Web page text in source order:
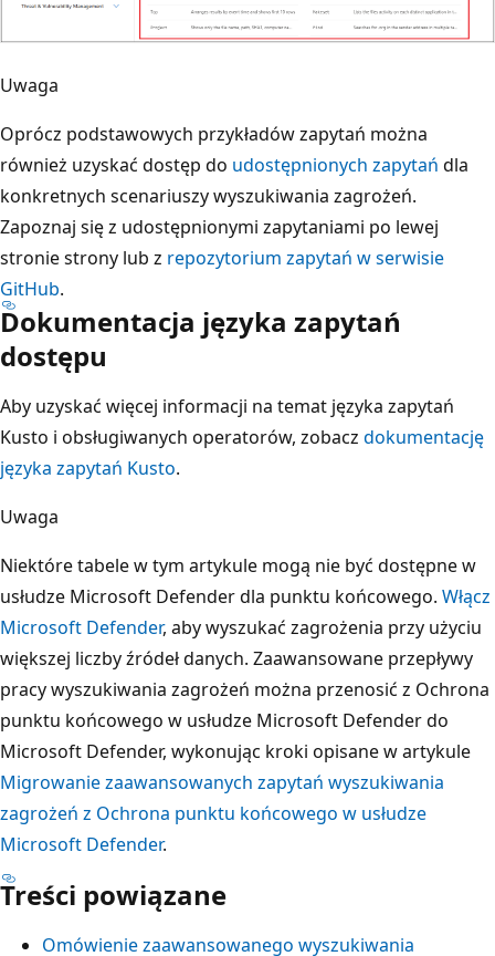
Uwaga
Oprócz podstawowych przykładów zapytań można
również uzyskać dostęp do udostępnionych zapytań dla
konkretnych scenariuszy wyszukiwania zagrożeń.
Zapoznaj się z udostępnionymi zapytaniami po lewej
stronie strony lub z repozytorium zapytań w serwisie
GitHub.
Dokumentacja języka zapytań
dostępu
Aby uzyskać więcej informacji na temat języka zapytań
Kusto i obsługiwanych operatorów, zobacz dokumentację
języka zapytań Kusto.
Uwaga
Niektóre tabele w tym artykule mogą nie być dostępne w
usłudze Microsoft Defender dla punktu końcowego. Włącz
Microsoft Defender, aby wyszukać zagrożenia przy użyciu
większej liczby źródeł danych. Zaawansowane przepływy
pracy wyszukiwania zagrożeń można przenosić z Ochrona
punktu końcowego w usłudze Microsoft Defender do
Microsoft Defender, wykonując kroki opisane w artykule
Migrowanie zaawansowanych zapytań wyszukiwania
zagrożeń z Ochrona punktu końcowego w usłudze
Microsoft Defender.
Treści powiązane
Omówienie zaawansowanego wyszukiwania